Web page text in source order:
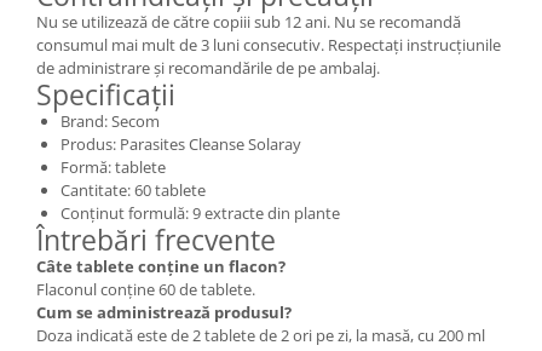
Nu se utilizează de către copiii sub 12 ani. Nu se recomandă
consumul mai mult de 3 luni consecutiv. Respectați instrucțiunile
de administrare și recomandările de pe ambalaj.
Specificații
Brand: Secom
Produs: Parasites Cleanse Solaray
Formă: tablete
Cantitate: 60 tablete
Conținut formulă: 9 extracte din plante
Întrebări frecvente
Câte tablete conține un flacon?
Flaconul conține 60 de tablete.
Cum se administrează produsul?
Doza indicată este de 2 tablete de 2 ori pe zi, la masă, cu 200 ml